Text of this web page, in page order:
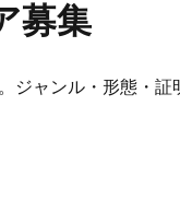
募集
ジャンル・形態・証